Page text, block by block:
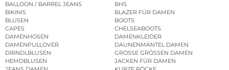
BALLOON / BARREL JEANS
BHS
BIKINIS
BLAZER FÜR DAMEN
BLUSEN
BOOTS
CAPES
CHELSEABOOTS
DAMENHOSEN
DAMENKLEIDER
DAMENPULLOVER
DAUNENMÄNTEL DAMEN
DIRNDLBLUSEN
GROSSE GRÖSSEN DAMEN
HEMDBLUSEN
JACKEN FÜR DAMEN